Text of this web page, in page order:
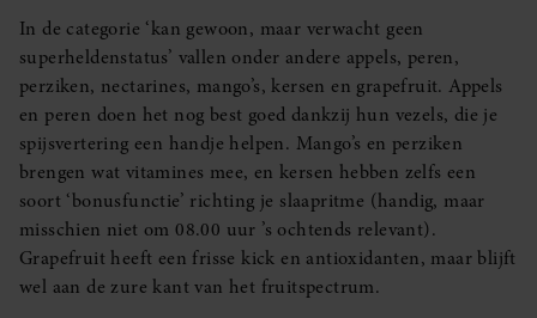
In de categorie ‘kan gewoon, maar verwacht geen
superheldenstatus’ vallen onder andere appels, peren,
perziken, nectarines, mango’s, kersen en grapefruit. Appels
en peren doen het nog best goed dankzij hun vezels, die je
spijsvertering een handje helpen. Mango’s en perziken
brengen wat vitamines mee, en kersen hebben zelfs een
soort ‘bonusfunctie’ richting je slaapritme (handig, maar
misschien niet om 08.00 uur ’s ochtends relevant).
Grapefruit heeft een frisse kick en antioxidanten, maar blijft
wel aan de zure kant van het fruitspectrum.